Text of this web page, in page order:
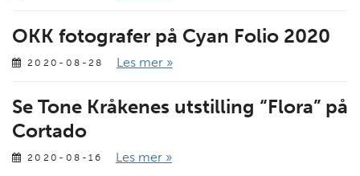
2020-08-28
OKK fotografer på Cyan Folio 2020
Les mer »
2020-08-16
Se Tone Kråkenes utstilling “Flora” på
Cortado
Les mer »